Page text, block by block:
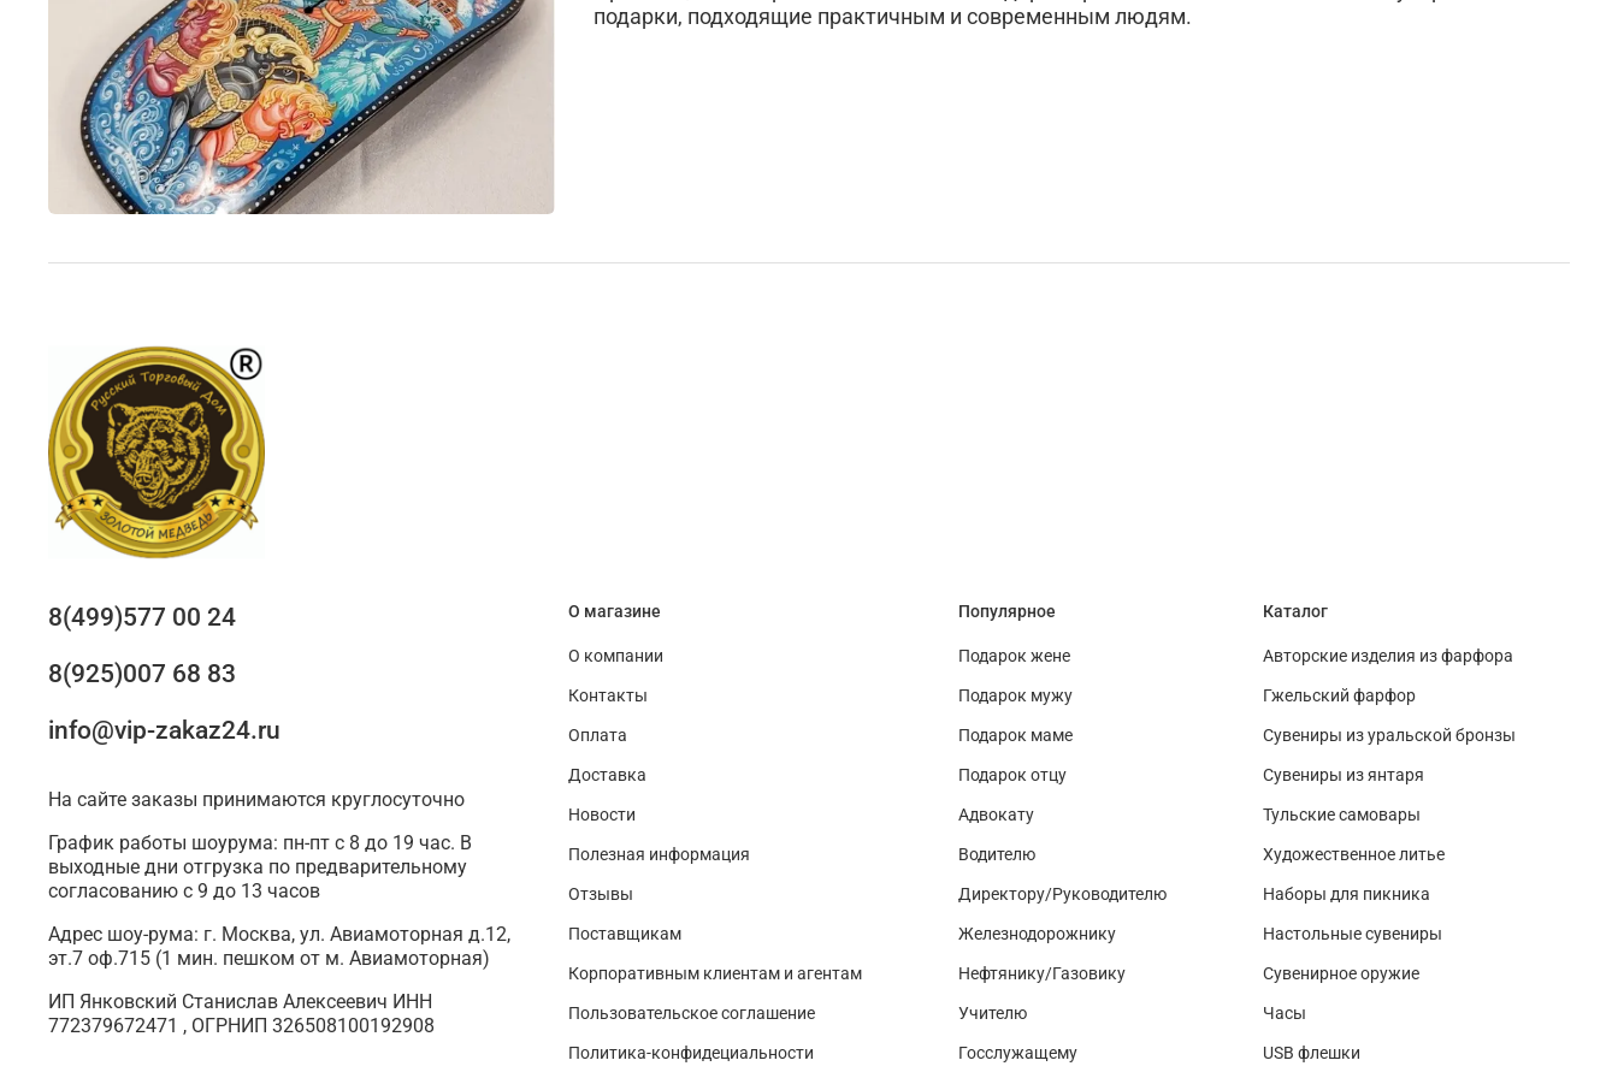
Подарки банковскому работнику
Подарки брокеру
Подарки директору/руководителю
Подарки страховщику
Подарки строителю
Подарки энергетику
Подарки юристу
подарки, подходящие практичным и современным людям.
О магазине
О компании
Контакты
Оплата
Доставка
Новости
Полезная информация
Отзывы
Поставщикам
Корпоративным клиентам и агентам
Пользовательское соглашение
Политика-конфидециальности
Популярное
Подарок жене
Подарок мужу
Подарок маме
Подарок отцу
Адвокату
Водителю
Директору/Руководителю
Железнодорожнику
Нефтянику/Газовику
Учителю
Госслужащему
Каталог
Авторские изделия из фарфора
Гжельский фарфор
Сувениры из уральской бронзы
Сувениры из янтаря
Тульские самовары
Художественное литье
Наборы для пикника
Настольные сувениры
Сувенирное оружие
Часы
USB флешки
8(499)577 00 24
8(925)007 68 83
info@vip-zakaz24.ru
На сайте заказы принимаются круглосуточно
График работы шоурума: пн-пт с 8 до 19 час. В
выходные дни отгрузка по предварительному
согласованию с 9 до 13 часов
Адрес шоу-рума: г. Москва, ул. Авиамоторная д.12,
эт.7 оф.715 (1 мин. пешком от м. Авиамоторная)
ИП Янковский Станислав Алексеевич ИНН
772379672471 , ОГРНИП 326508100192908